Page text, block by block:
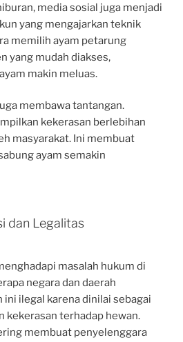
media sosial juga menjadi
yang mengajarkan teknik
memilih ayam petarung
yang mudah diakses,
makin meluas.
membawa tantangan.
kekerasan berlebihan
masyarakat. Ini membuat
ayam semakin
dan Legalitas
masalah hukum di
negara dan daerah
ini ilegal karena dinilai sebagai
kekerasan terhadap hewan.
membuat penyelenggara